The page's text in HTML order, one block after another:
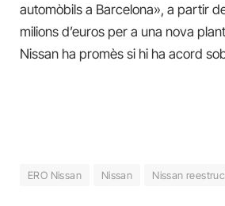
automòbils a Barcelona», a partir
milions d’euros per a una nova
Nissan ha promès si hi ha acord
ERO Nissan Nissan Nissan